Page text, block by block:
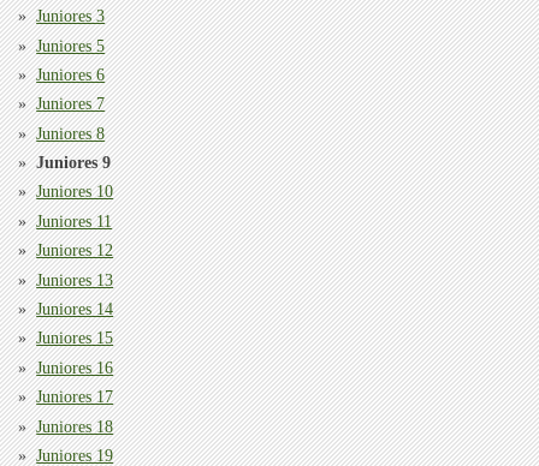
Juniores 3
Juniores 5
Juniores 6
Juniores 7
Juniores 8
Juniores 9
Juniores 10
Juniores 11
Juniores 12
Juniores 13
Juniores 14
Juniores 15
Juniores 16
Juniores 17
Juniores 18
Juniores 19